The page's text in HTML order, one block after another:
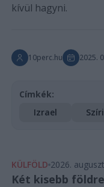
kívül hagyni.
10perc.hu 2025.
Címkék:
Izrael
KÜLFÖLD 2026.
Két kisebb